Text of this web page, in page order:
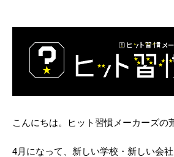
こんにちは。ヒット習慣メーカーズの
4月になって、新しい学校・新しい会